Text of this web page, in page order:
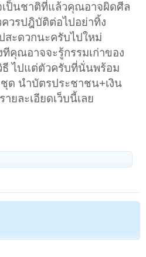
เป็นชาติที่แล้วคุณอาจผิดศีล
วรปฎิบัติต่อไปอย่าทิ้ง
สะดวกนะครับไปใหม่
คุณอาจจะรู้กรรมเก่าของ
ไปแต่ตัวครับที่นั่นพร้อม
ด นำบัตรประชาชน+เงิน
ยละเอียดเว็บนี้เลย